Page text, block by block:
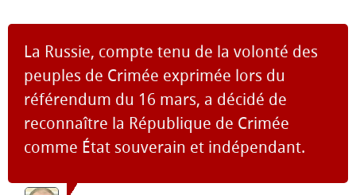
La Russie, compte tenu de la volonté des
peuples de Crimée exprimée lors du
référendum du 16 mars, a décidé de
reconnaître la République de Crimée
comme État souverain et indépendant.